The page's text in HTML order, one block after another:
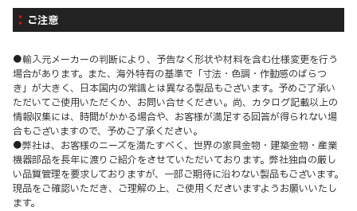
ご注意
●輸入元メーカーの判断により、予告なく形状や材料を含む仕様変更を行う
場合があります。また、海外特有の基準で「寸法・色調・作動感のばらつ
き」が大きく、日本国内の常識とは異なる製品もございます。予めご了承い
ただいてご使用いただくか、お問い合せください。尚、カタログ記載以上の
情報収集には、時間がかかる場合や、お客様が満足する回答が得られない場
合もございますので、予めご了承ください。
●弊社は、お客様のニーズを満たすべく、世界の家具金物・建築金物・産業
機器部品を長年に渡りご紹介をさせていただいております。弊社独自の厳し
い品質管理を要求しておりますが、一部ご期待に沿わない製品もございます。
現品をご確認いただき、ご理解の上、ご使用くださいますようお願いいたし
ます。